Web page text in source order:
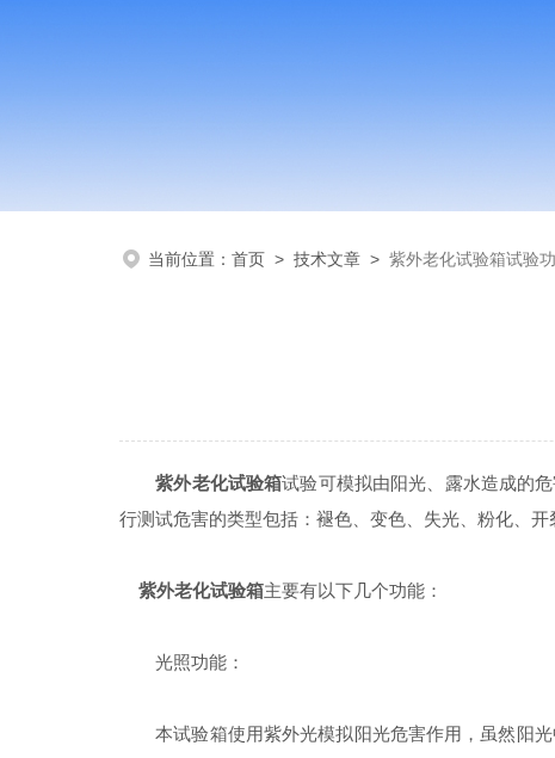
当前位置： 首页 > 技术文章 > 紫外老化试验箱试验功
紫外老化试验箱试验可模拟由阳光、露水造成的
行测试危害的类型包括：褪色、变色、失光、粉化、
紫外老化试验箱主要有以下几个功能：
光照功能：
本试验箱使用紫外光模拟阳光危害作用，虽然阳光